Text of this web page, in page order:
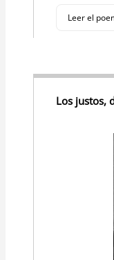
Leer el
Los justos,